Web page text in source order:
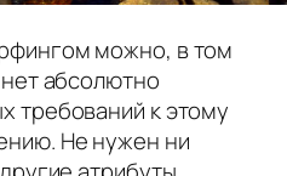
можно, в том
абсолютно
требований к этому
Не нужен ни